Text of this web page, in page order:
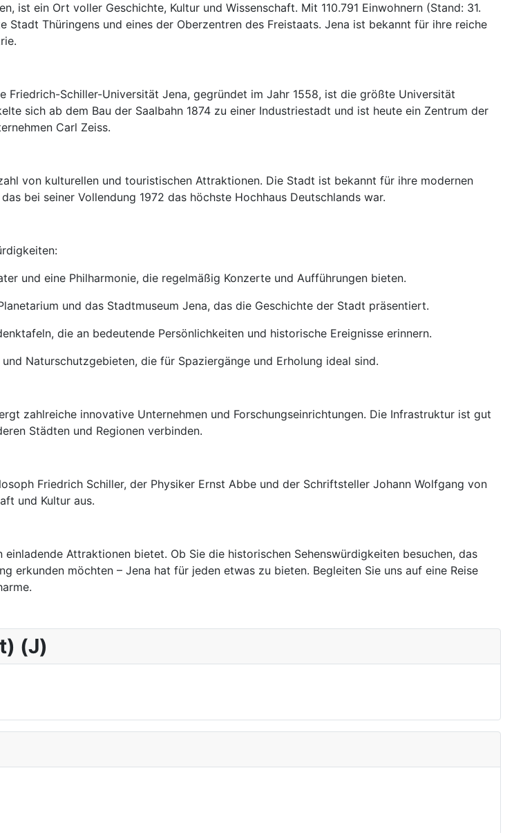
ist ein Ort voller Geschichte, Kultur und Wissenschaft. Mit 110.791 Einwohnern (Stand: 31.
Thüringens und eines der Oberzentren des Freistaats. Jena ist bekannt für ihre reiche
Friedrich-Schiller-Universität Jena, gegründet im Jahr 1558, ist die größte Universität
sich ab dem Bau der Saalbahn 1874 zu einer Industriestadt und ist heute ein Zentrum der
Carl Zeiss.
von kulturellen und touristischen Attraktionen. Die Stadt ist bekannt für ihre modernen
bei seiner Vollendung 1972 das höchste Hochhaus Deutschlands war.
und eine Philharmonie, die regelmäßig Konzerte und Aufführungen bieten.
und das Stadtmuseum Jena, das die Geschichte der Stadt präsentiert.
die an bedeutende Persönlichkeiten und historische Ereignisse erinnern.
Naturschutzgebieten, die für Spaziergänge und Erholung ideal sind.
zahlreiche innovative Unternehmen und Forschungseinrichtungen. Die Infrastruktur ist gut
Städten und Regionen verbinden.
Friedrich Schiller, der Physiker Ernst Abbe und der Schriftsteller Johann Wolfgang von
und Kultur aus.
Attraktionen bietet. Ob Sie die historischen Sehenswürdigkeiten besuchen, das
erkunden möchten – Jena hat für jeden etwas zu bieten. Begleiten Sie uns auf eine Reise
(J)